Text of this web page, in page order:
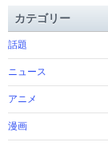
カテゴリー
話題
ニュース
アニメ
漫画